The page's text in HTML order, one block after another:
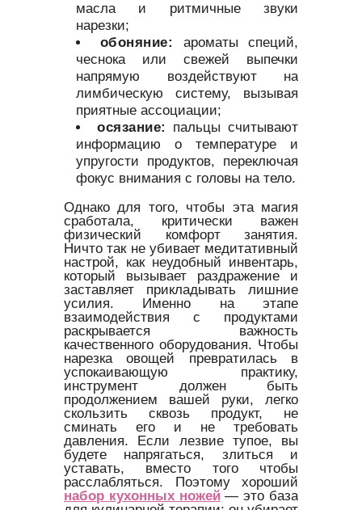
масла и ритмичные звуки
нарезки;
обоняние:
ароматы специй,
чеснока или свежей выпечки
напрямую воздействуют на
лимбическую систему, вызывая
приятные ассоциации;
осязание:
пальцы считывают
информацию о температуре и
упругости продуктов, переключая
фокус внимания с головы на тело.
Однако для того, чтобы эта магия
сработала, критически важен
физический комфорт занятия.
Ничто так не убивает медитативный
настрой, как неудобный инвентарь,
который вызывает раздражение и
заставляет прикладывать лишние
усилия. Именно на этапе
взаимодействия с продуктами
раскрывается важность
качественного оборудования. Чтобы
нарезка овощей превратилась в
успокаивающую практику,
инструмент должен быть
продолжением вашей руки, легко
скользить сквозь продукт, не
сминать его и не требовать
давления. Если лезвие тупое, вы
будете напрягаться, злиться и
уставать, вместо того чтобы
расслабляться. Поэтому хороший
набор кухонных ножей— это база